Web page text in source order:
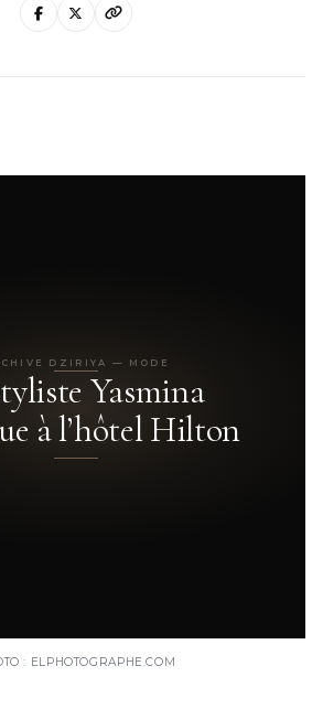
DZIRIYA — MODE
Yasmina
à l’hôtel Hilton
: ELPHOTOGRAPHE.COM